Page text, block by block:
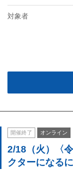
対象者
開催終了 オンライン
2/18（火）〈
クターになる